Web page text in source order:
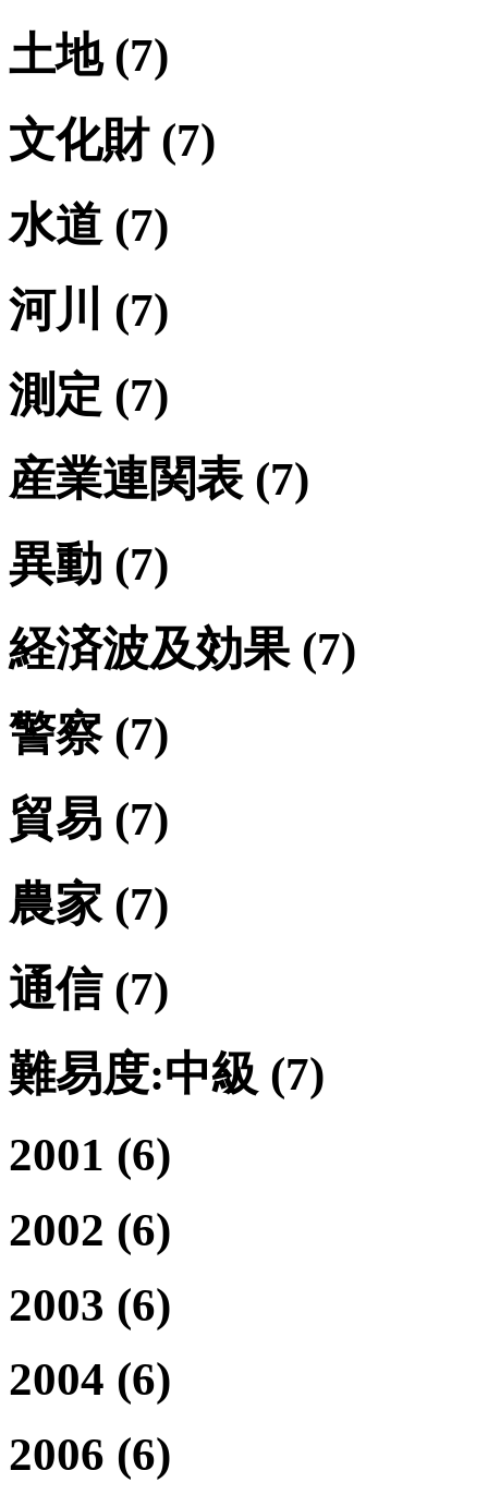
土地 (7)
文化財 (7)
水道 (7)
河川 (7)
測定 (7)
産業連関表 (7)
異動 (7)
経済波及効果 (7)
警察 (7)
貿易 (7)
農家 (7)
通信 (7)
難易度:中級 (7)
2001 (6)
2002 (6)
2003 (6)
2004 (6)
2006 (6)